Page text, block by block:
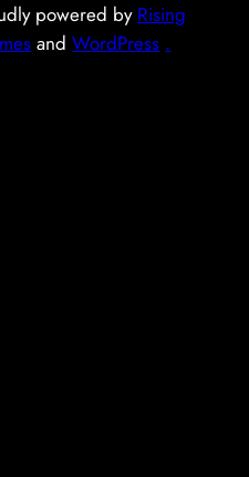
powered by Rising
andWordPress .